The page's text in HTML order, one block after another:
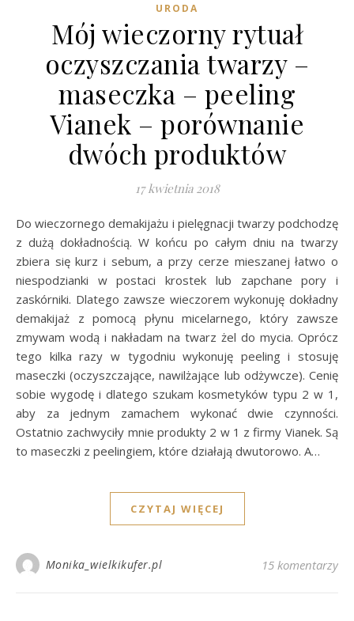
URODA
Mój wieczorny rytuał
oczyszczania twarzy –
maseczka – peeling
Vianek – porównanie
dwóch produktów
17 kwietnia 2018
Do wieczornego demakijażu i pielęgnacji twarzy podchodzę
z dużą dokładnością. W końcu po całym dniu na twarzy
zbiera się kurz i sebum, a przy cerze mieszanej łatwo o
niespodzianki w postaci krostek lub zapchane pory i
zaskórniki. Dlatego zawsze wieczorem wykonuję dokładny
demakijaż z pomocą płynu micelarnego, który zawsze
zmywam wodą i nakładam na twarz żel do mycia. Oprócz
tego kilka razy w tygodniu wykonuję peeling i stosuję
maseczki (oczyszczające, nawilżające lub odżywcze). Cenię
sobie wygodę i dlatego szukam kosmetyków typu 2 w 1,
aby za jednym zamachem wykonać dwie czynności.
Ostatnio zachwyciły mnie produkty 2 w 1 z firmy Vianek. Są
to maseczki z peelingiem, które działają dwutorowo. A…
CZYTAJ WIĘCEJ
Monika_wielkikufer.pl 15 komentarzy